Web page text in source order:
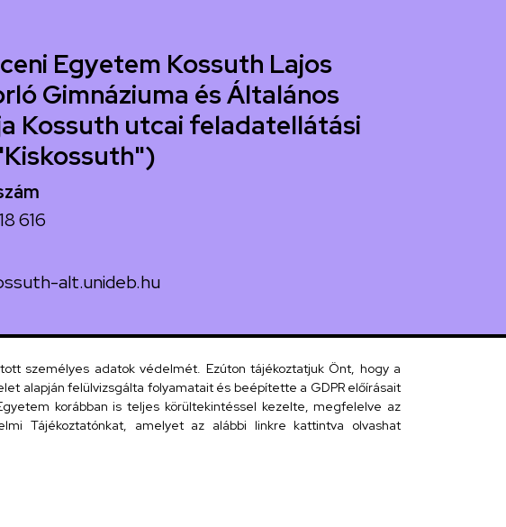
Egyetem Kossuth Lajos
Gimnáziuma és Általános
Kossuth utcai feladatellátási
616
alt.unideb.hu
Kossuth utca 33.
telefonkönyv
személyes adatok védelmét. Ezúton tájékoztatjuk Önt, hogy a
alapján felülvizsgálta folyamatait és beépítette a GDPR előírásait
korábban is teljes körültekintéssel kezelte, megfelelve az
Tájékoztatónkat, amelyet az alábbi linkre kattintva olvashat